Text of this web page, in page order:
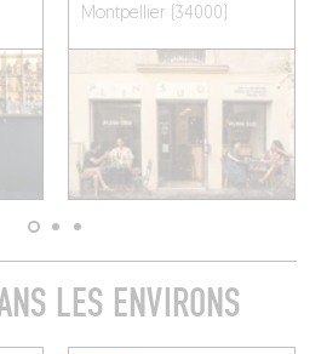
Montpellier (34000)
LES ENVIRONS